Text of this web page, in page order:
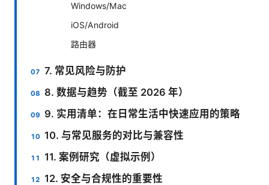
Windows/Mac
iOS/Android
路由器
7. 常见风险与防护
8. 数据与趋势（截至 2026 年）
9. 实用清单：在日常生活中快速应用的策略
10. 与常见服务的对比与兼容性
11. 案例研究（虚拟示例）
12. 安全与合规性的重要性